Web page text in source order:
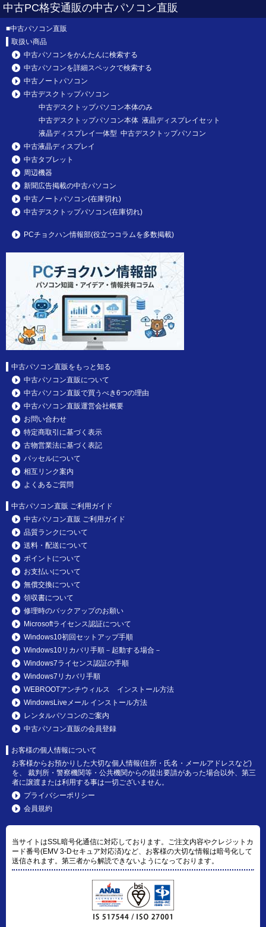
中古PC格安通販の中古パソコン直販
■中古パソコン直販
取扱い商品
中古パソコンをかんたんに検索する
中古パソコンを詳細スペックで検索する
中古ノートパソコン
中古デスクトップパソコン
中古デスクトップパソコン本体のみ
中古デスクトップパソコン本体 液晶ディスプレイセット
液晶ディスプレイ一体型 中古デスクトップパソコン
中古液晶ディスプレイ
中古タブレット
周辺機器
新聞広告掲載の中古パソコン
中古ノートパソコン(在庫切れ)
中古デスクトップパソコン(在庫切れ)
PCチョクハン情報部(役立つコラムを多数掲載)
中古パソコン直販をもっと知る
中古パソコン直販について
中古パソコン直販で買うべき6つの理由
中古パソコン直販運営会社概要
お問い合わせ
特定商取引に基づく表示
古物営業法に基づく表記
パッセルについて
相互リンク案内
よくあるご質問
中古パソコン直販 ご利用ガイド
中古パソコン直販 ご利用ガイド
品質ランクについて
送料・配送について
ポイントについて
お支払いについて
無償交換について
領収書について
修理時のバックアップのお願い
Microsoftライセンス認証について
Windows10初回セットアップ手順
Windows10リカバリ手順－起動する場合－
Windows7ライセンス認証の手順
Windows7リカバリ手順
WEBROOTアンチウィルス インストール方法
WindowsLiveメール インストール方法
レンタルパソコンのご案内
中古パソコン直販の会員登録
お客様の個人情報について
お客様からお預かりした大切な個人情報(住所・氏名・メールアドレスなど)
を、 裁判所・警察機関等・公共機関からの提出要請があった場合以外、第三
者に譲渡または利用する事は一切ございません。
プライバシーポリシー
会員規約
当サイトはSSL暗号化通信に対応しております。ご注文内容やクレジットカ
ード番号(EMV 3-Dセキュア対応済)など、お客様の大切な情報は暗号化して
送信されます。第三者から解読できないようになっております。